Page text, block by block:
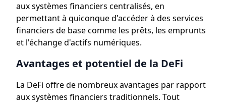
aux systèmes financiers centralisés, en
permettant à quiconque d'accéder à des services
financiers de base comme les prêts, les emprunts
et l'échange d'actifs numériques.
Avantages et potentiel de la DeFi
La DeFi offre de nombreux avantages par rapport
aux systèmes financiers traditionnels. Tout